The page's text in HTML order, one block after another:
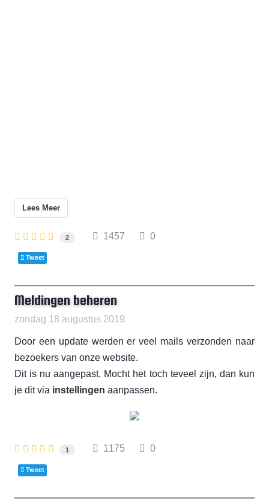
Lees Meer
2 1457 0
Tweet
Meldingen beheren
zondag 18 augustus 2019
Door een update werden er veel mails verzonden naar
bezoekers van onze website.
Dit is nu aangepast. Mocht het toch teveel zijn, dan kun
je dit via instellingen aanpassen.
1 1175 0
Tweet